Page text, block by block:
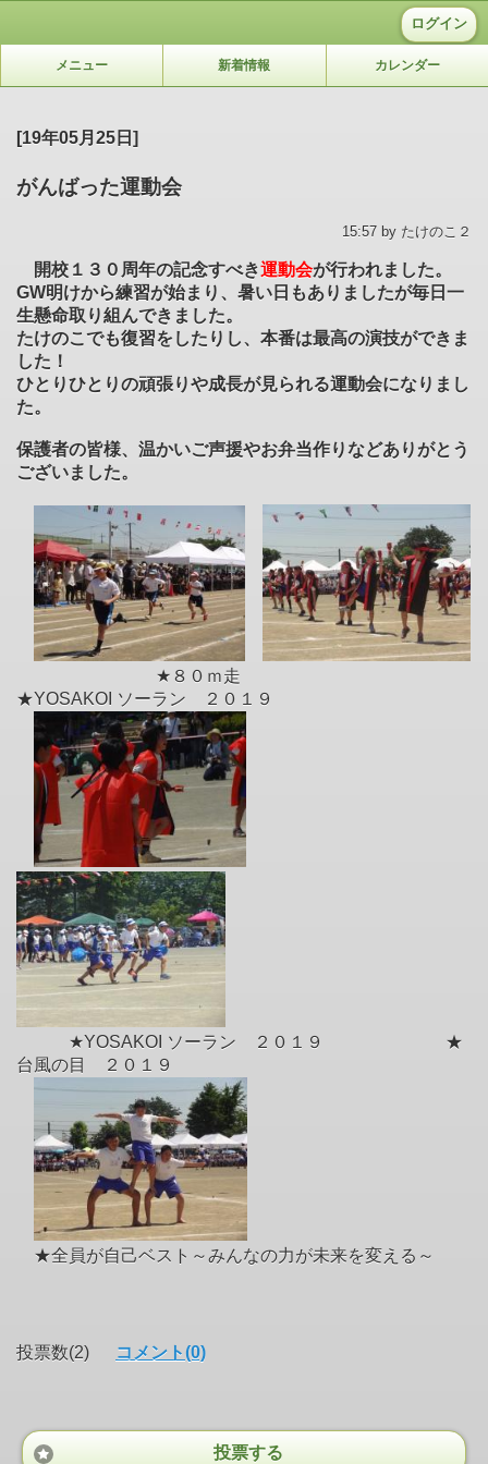
ログイン
メニュー 新着情報 カレンダー
[19年05月25日]
がんばった運動会
15:57 by たけのこ２
開校１３０周年の記念すべき運動会が行われました。
GW明けから練習が始まり、暑い日もありましたが毎日一
生懸命取り組んできました。
たけのこでも復習をしたりし、本番は最高の演技ができま
した！
ひとりひとりの頑張りや成長が見られる運動会になりまし
た。
保護者の皆様、温かいご声援やお弁当作りなどありがとう
ございました。
★８０ｍ走
★YOSAKOI ソーラン ２０１９
★YOSAKOI ソーラン ２０１９ ★
台風の目 ２０１９
★全員が自己ベスト～みんなの力が未来を変える～
投票数(2) コメント(0)
投票する